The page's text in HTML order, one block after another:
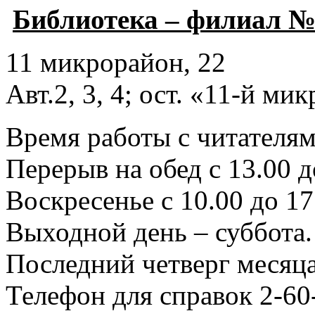
Библиотека – филиал
11 микрорайон, 22
Авт.2, 3, 4; ост. «11-й
Время работы с
Перерыв на обед с 13.00
Воскресенье с 10.00 до
Выходной день – суббота.
Последний четверг
Телефон для справок 2-